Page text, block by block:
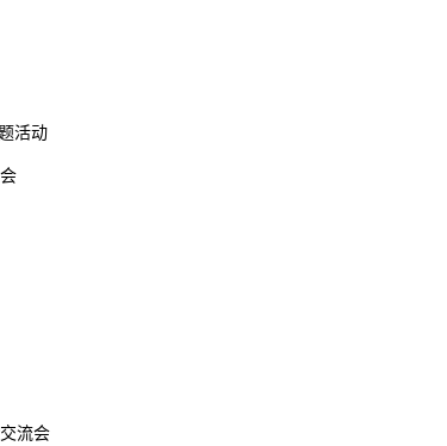
活动
流会